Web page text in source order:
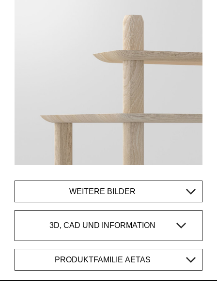
WEITERE BILDER
3D, CAD UND INFORMATION
PRODUKTFAMILIE AETAS